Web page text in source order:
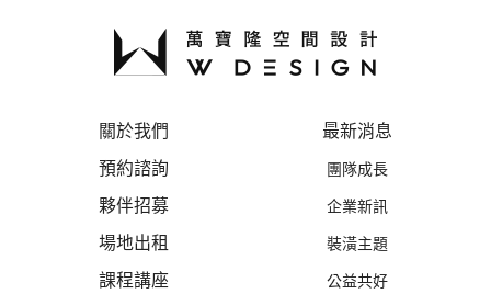
關於我們
預約諮詢
夥伴招募
場地出租
課程講座
最新消息
團隊成長
企業新訊
裝潢主題
公益共好